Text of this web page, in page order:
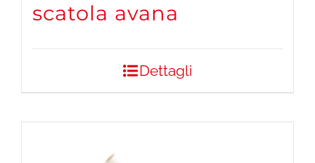
scatola avana
Dettagli